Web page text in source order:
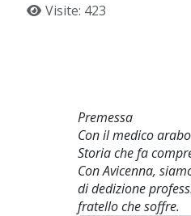
Visite: 423
Premessa
Con il medico
Storia che fa
Con Avicenna,
di dedizione
fratello che soffre.